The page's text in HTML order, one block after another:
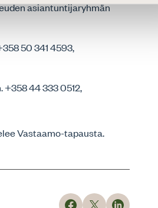
asiantuntijaryhmän
50 341 4593,
44 333 0512,
Vastaamo-tapausta.